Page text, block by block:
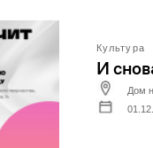
Культура
И
Дом